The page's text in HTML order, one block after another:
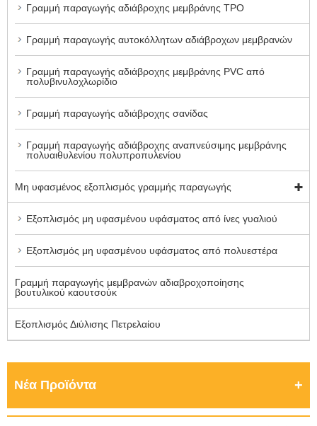
Γραμμή παραγωγής αδιάβροχης μεμβράνης TPO
Γραμμή παραγωγής αυτοκόλλητων αδιάβροχων μεμβρανών
Γραμμή παραγωγής αδιάβροχης μεμβράνης PVC από
πολυβινυλοχλωρίδιο
Γραμμή παραγωγής αδιάβροχης σανίδας
Γραμμή παραγωγής αδιάβροχης αναπνεύσιμης μεμβράνης
πολυαιθυλενίου πολυπροπυλενίου
Μη υφασμένος εξοπλισμός γραμμής παραγωγής
Εξοπλισμός μη υφασμένου υφάσματος από ίνες γυαλιού
Εξοπλισμός μη υφασμένου υφάσματος από πολυεστέρα
Γραμμή παραγωγής μεμβρανών αδιαβροχοποίησης
βουτυλικού καουτσούκ
Εξοπλισμός Διύλισης Πετρελαίου
Νέα Προϊόντα